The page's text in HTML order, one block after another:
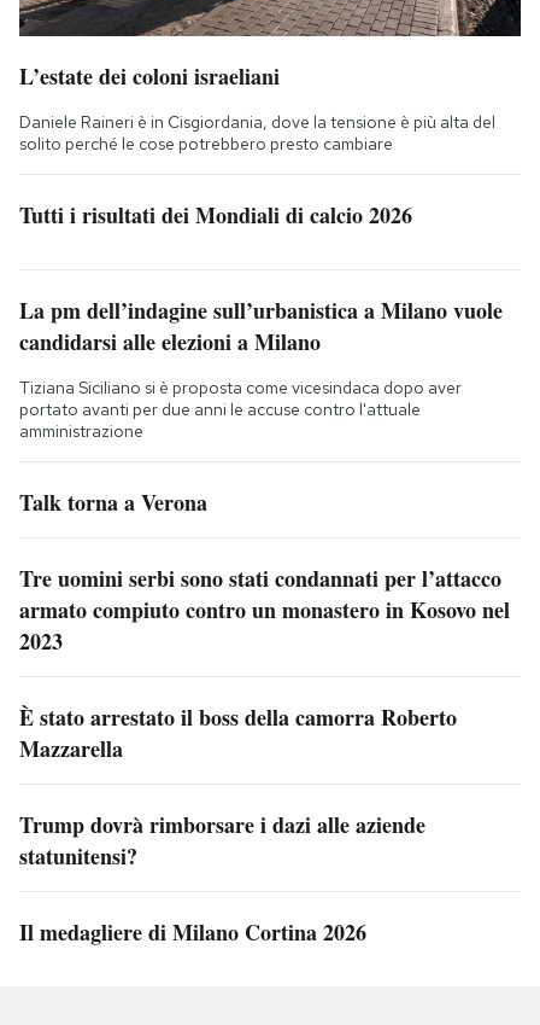
L’estate dei coloni israeliani
Daniele Raineri è in Cisgiordania, dove la tensione è più alta del
solito perché le cose potrebbero presto cambiare
Tutti i risultati dei Mondiali di calcio 2026
La pm dell’indagine sull’urbanistica a Milano vuole
candidarsi alle elezioni a Milano
Tiziana Siciliano si è proposta come vicesindaca dopo aver
portato avanti per due anni le accuse contro l'attuale
amministrazione
Talk torna a Verona
Tre uomini serbi sono stati condannati per l’attacco
armato compiuto contro un monastero in Kosovo nel
2023
È stato arrestato il boss della camorra Roberto
Mazzarella
Trump dovrà rimborsare i dazi alle aziende
statunitensi?
Il medagliere di Milano Cortina 2026